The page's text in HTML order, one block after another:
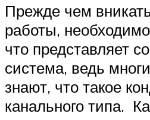
Прежде чем
работы,
что представляет
система, ведь
знают, что такое
канального типа.